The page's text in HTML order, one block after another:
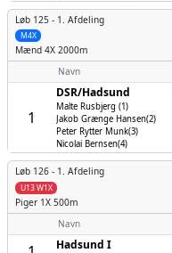
Løb 125 - 1. Afdeling
M4X
Mænd 4X 2000m
Navn
1
DSR/­Hadsund
Malte Rusbjerg (1)
Jakob Grænge Hansen(2)
Peter Rytter Munk(3)
Nicolai Bernsen(4)
Løb 126 - 1. Afdeling
U13 W1X
Piger 1X 500m
Navn
Hadsund I